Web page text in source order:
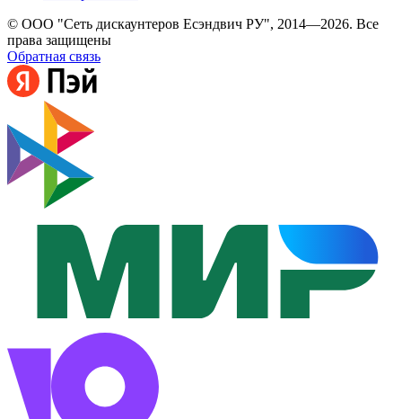
© ООО "Сеть дискаунтеров Есэндвич РУ", 2014—2026. Все
права защищены
Обратная связь